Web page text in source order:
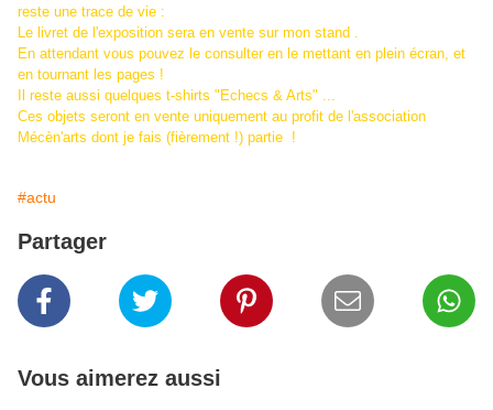
reste une trace de vie :
Le livret de l'exposition sera en vente sur mon stand .
En attendant vous pouvez le consulter en le mettant en plein écran, et
en tournant les pages !
Il reste aussi quelques t-shirts "Echecs & Arts" ...
Ces objets seront en vente uniquement au profit de l'association
Mécèn'arts dont je fais (fièrement !) partie !
#actu
Partager
Vous aimerez aussi